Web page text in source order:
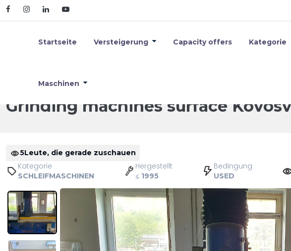
Startseite Versteigerung Capacity offers Kategorie
Maschinen
Startseite Maschinen
Grinding machines surface
5Leute, die gerade zuschauen
Kategorie
SCHLEIFMASCHINEN
Hergestellt
≤ 1995
Bedingung
USED